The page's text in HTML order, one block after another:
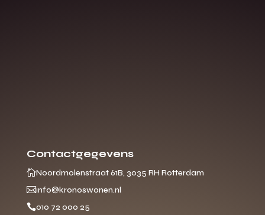
Contactgegevens
Noordmolenstraat 61B, 3035 RH Rotterdam
info@kronoswonen.nl
010 72 000 25